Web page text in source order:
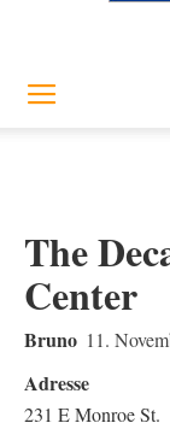
The
Center
Bruno 11.
Adresse
231 E Monroe St.